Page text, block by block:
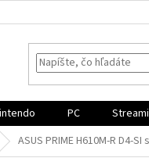
PC
ASUS PRIME H610M-R D4-